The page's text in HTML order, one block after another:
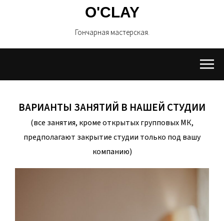
O'CLAY
Гончарная мастерская.
ВАРИАНТЫ ЗАНЯТИЙ В НАШЕЙ СТУДИИ
(все занятия, кроме открытых групповых МК,
предполагают закрытие студии только под вашу
компанию)